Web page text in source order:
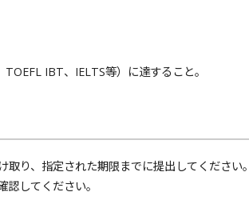
IBT、IELTS等）に達すること。
り、指定された期限までに提出してくださ
してください。